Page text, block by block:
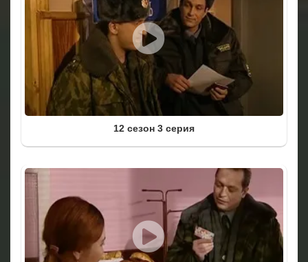
12 сезон 3 серия